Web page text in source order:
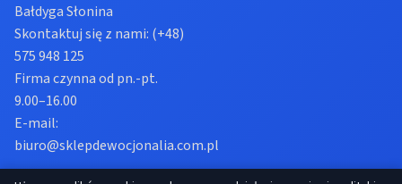
Bałdyga Słonina
Skontaktuj się z nami: (+48)
575 948 125
Firma czynna od pn.-pt.
9.00–16.00
E-mail:
biuro@sklepdewocjonalia.com.pl